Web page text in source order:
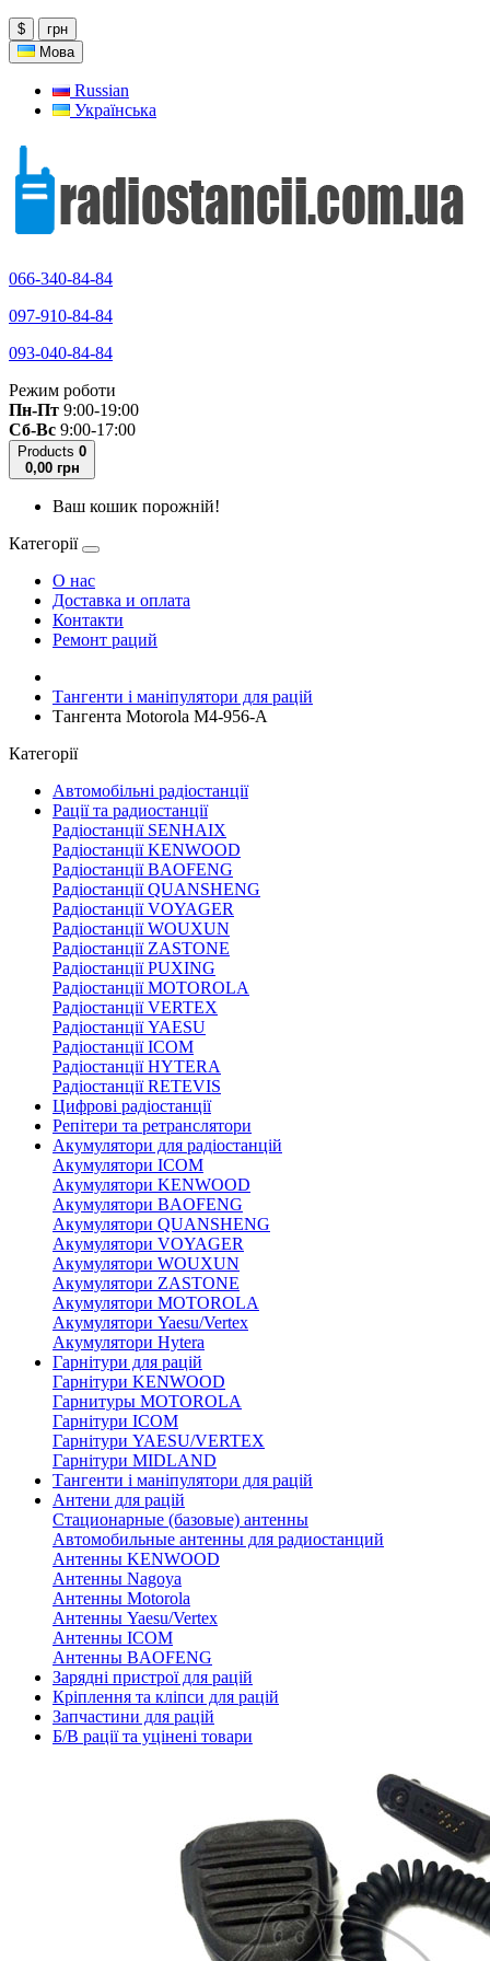
$
грн
Мова
Russian
Українська
066-340-84-84
097-910-84-84
093-040-84-84
Режим роботи
Пн-Пт 9:00-19:00
Сб-Вс 9:00-17:00
Products 0
0,00 грн
Ваш кошик порожній!
Категорії
О нас
Доставка и оплата
Контакти
Ремонт раций
Тангенти і маніпулятори для рацій
Тангента Motorola M4-956-A
Категорії
Автомобільні радіостанції
Рації та радиостанції
Радіостанції SENHAIX
Радіостанції KENWOOD
Радіостанції BAOFENG
Радіостанції QUANSHENG
Радіостанції VOYAGER
Радіостанції WOUXUN
Радіостанції ZASTONE
Радіостанції PUXING
Радіостанції MOTOROLA
Радіостанції VERTEX
Радіостанції YAESU
Радіостанції ICOM
Радіостанції HYTERA
Радіостанції RETEVIS
Цифрові радіостанції
Репітери та ретранслятори
Акумулятори для радіостанцій
Акумулятори ICOM
Акумулятори KENWOOD
Акумулятори BAOFENG
Акумулятори QUANSHENG
Акумулятори VOYAGER
Акумулятори WOUXUN
Акумулятори ZASTONE
Акумулятори MOTOROLA
Акумулятори Yaesu/Vertex
Акумулятори Hytera
Гарнітури для рацій
Гарнітури KENWOOD
Гарнитуры MOTOROLA
Гарнітури ICOM
Гарнітури YAESU/VERTEX
Гарнітури MIDLAND
Тангенти і маніпулятори для рацій
Антени для рацій
Стационарные (базовые) антенны
Автомобильные антенны для радиостанций
Антенны KENWOOD
Антенны Nagoya
Антенны Motorola
Антенны Yaesu/Vertex
Антенны ICOM
Антенны BAOFENG
Зарядні пристрої для рацій
Кріплення та кліпси для рацій
Запчастини для рацій
Б/В рації та уцінені товари